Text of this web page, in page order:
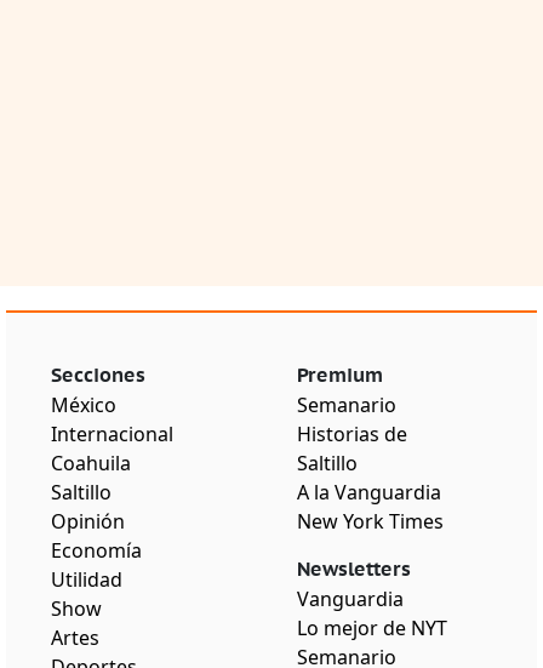
Secciones
México
Internacional
Coahuila
Saltillo
Opinión
Economía
Utilidad
Show
Artes
Premium
Semanario
Historias de
Saltillo
A la Vanguardia
New York Times
Newsletters
Vanguardia
Lo mejor de NYT
Semanario